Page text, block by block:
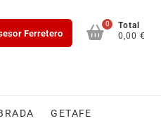
Ferretero
0
Total
0,00 €
GETAFE